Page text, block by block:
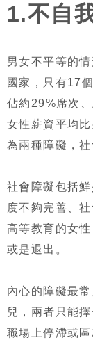
1.不自
男女不平等的
國家，只有17
佔約29%席次
女性薪資平均
為兩種障礙，社
社會障礙包括
度不夠完善、
高等教育的女
或是退出。
內心的障礙最
兒，兩者只能
職場上停滯或